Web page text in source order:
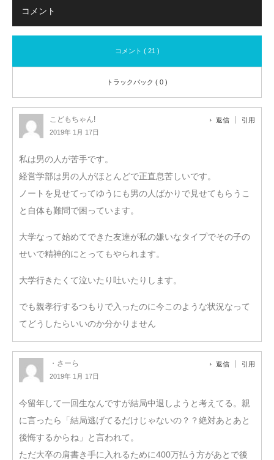
コメント
コメント ( 21 )
トラックバック ( 0 )
こどもちゃん!
2019年 1月 17日
返信 引用
私は男の人が苦手です。
経営学部は男の人がほとんどで正直息苦しいです。
ノートを見せてってゆうにも男の人ばかりで見せてもらうこ
と自体も難問で困っています。
大学なって始めてできた友達が私の嫌いなタイプでその子の
せいで精神的にとってもやられます。
大学行きたくて泣いたり吐いたりします。
でも親孝行するつもりで入ったのに今このような状況なって
てどうしたらいいのか分かりません
・さーら
2019年 1月 17日
返信 引用
今留年して一回生なんですが結局中退しようと考えてる。親
に言ったら「結局逃げてるだけじゃないの？？絶対あとあと
後悔するからね」と言われて。
ただ大卒の肩書き手に入れるために400万払う方があとで後